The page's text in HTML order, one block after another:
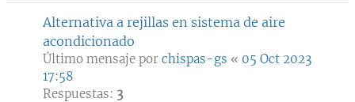
Alternativa a rejillas en sistema de aire
acondicionado
Último mensaje por chispas-gs « 05 Oct 2023
17:58
Respuestas: 3